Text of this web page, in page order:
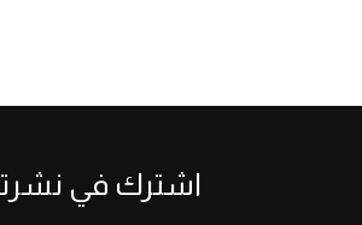
اشترك في